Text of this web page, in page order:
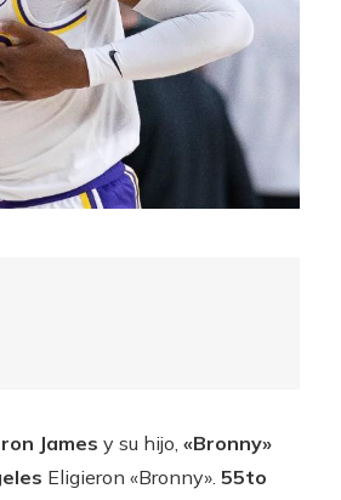
James y su hijo, «Bronny»
Eligieron «Bronny». 55to